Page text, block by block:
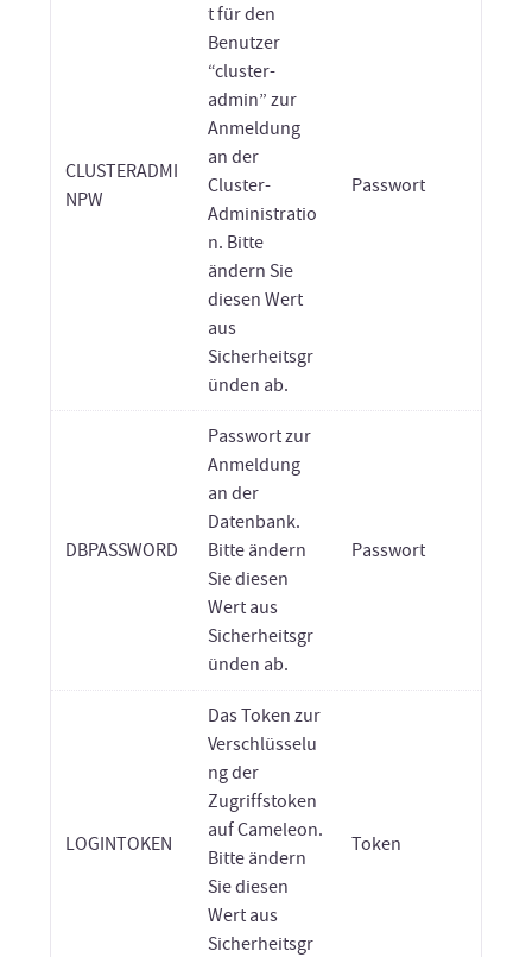
CLUSTERADMI
NPW
t für den
Benutzer
“cluster-
admin” zur
Anmeldung
an der
Cluster-
Administratio
n. Bitte
ändern Sie
diesen Wert
aus
Sicherheitsgr
ünden ab.
Passwort
DBPASSWORD
Passwort zur
Anmeldung
an der
Datenbank.
Bitte ändern
Sie diesen
Wert aus
Sicherheitsgr
ünden ab.
Passwort
LOGINTOKEN
Das Token zur
Verschlüsselu
ng der
Zugriffstoken
auf Cameleon.
Bitte ändern
Sie diesen
Wert aus
Sicherheitsgr
Token